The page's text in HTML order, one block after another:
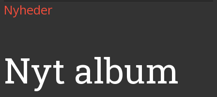
Nyheder
Nyt album